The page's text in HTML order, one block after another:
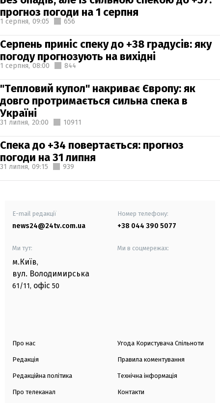
прогноз погоди на 1 серпня
1 серпня, 09:05 656
Серпень приніс спеку до +38 градусів: яку
погоду прогнозують на вихідні
1 серпня, 08:00 844
"Тепловий купол" накриває Європу: як
довго протримається сильна спека в
Україні
31 липня, 20:00 10911
Спека до +34 повертається: прогноз
погоди на 31 липня
31 липня, 09:15 939
E-mail редакції
news24@24tv.com.ua
Номер телефону:
+38 044 390 5077
Ми тут:
м.Київ,
вул. Володимирська
61/11, офіс 50
Ми в соцмережах:
Про нас
Редакція
Редакційна політика
Про телеканал
Угода Користувача Спільноти
Правила коментування
Технічна інформація
Контакти